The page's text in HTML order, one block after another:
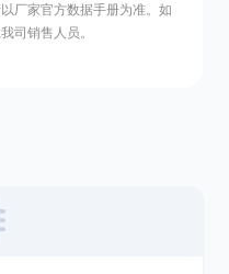
厂家官方数据手册为准。如
司销售人员。